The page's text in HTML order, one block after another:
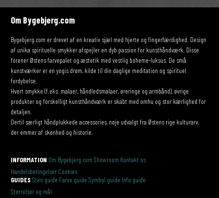
Om Bygebjerg.com
Bygebjerg.com er drevet af en kreativ sjæl med hjerte og fingerfærdighed. Design
af unika spirituelle smykker afspejler en dyb passion for kunsthåndværk. Disse
forener Østens farvepalet og æstetik med vestlig boheme-luksus. De små
kunstværker er en yogis drøm, kilde til din daglige meditation og spirituel
fordybelse.
Hvert smykke (f.eks. malaer, håndledsmalaer, øreringe og armbånd), øvrige
produkter og forskelligt kunsthåndværk er skabt med omhu og stor kærlighed for
detaljen.
Dertil særligt håndplukkede accessories, nøje udvalgt fra Østens rige kulturarv,
der emmer af skønhed og historie.
INFORMATION Om Bygebjerg.com Showroom Kontakt os
Handelsbetingelser Cookies
GUIDES Sten guide Farve guide Symbol guide Info guide
Størrelser og mål